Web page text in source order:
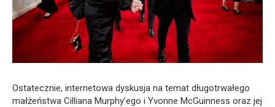
Ostatecznie, internetowa dyskusja na temat długotrwałego
małżeństwa Cilliana Murphy’ego i Yvonne McGuinness oraz jej